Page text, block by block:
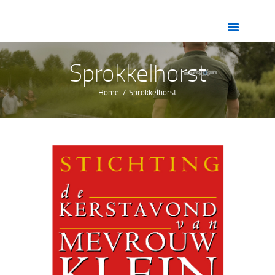
Sprokkelhorst
Home Sprokkelhorst
DIENSTEN
ZORG
VACATURES
CONTACT